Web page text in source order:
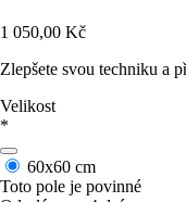
1 050,00 Kč
Zlepšete svou techniku a
Velikost
*
60x60 cm
Toto pole je povinné